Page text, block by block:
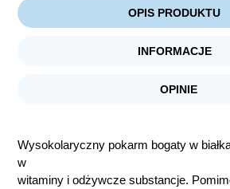
OPIS PRODUKTU
INFORMACJE
OPINIE
Wysokolaryczny pokarm bogaty w
w
witaminy i odżywcze substancje.